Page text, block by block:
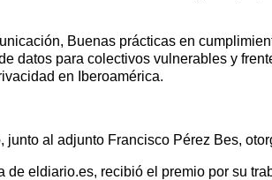
Buenas prácticas en
datos para colectivos vulnerables y
en Iberoamérica.
al adjunto Francisco Pérez Bes,
de eldiario.es, recibió el premio por su